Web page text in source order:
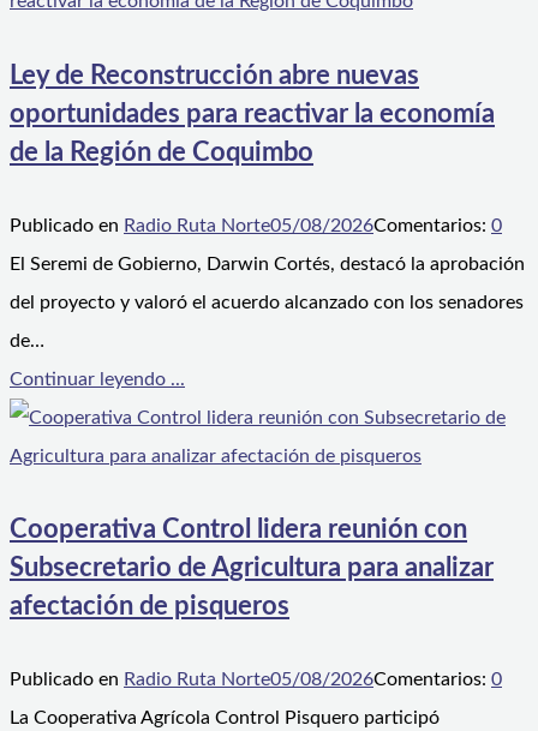
Ley de Reconstrucción abre nuevas
oportunidades para reactivar la economía
de la Región de Coquimbo
Publicado en Radio Ruta Norte05/08/2026Comentarios: 0
El Seremi de Gobierno, Darwin Cortés, destacó la aprobación
del proyecto y valoró el acuerdo alcanzado con los senadores
de…
Continuar leyendo ...
Cooperativa Control lidera reunión con
Subsecretario de Agricultura para analizar
afectación de pisqueros
Publicado en Radio Ruta Norte05/08/2026Comentarios: 0
La Cooperativa Agrícola Control Pisquero participó